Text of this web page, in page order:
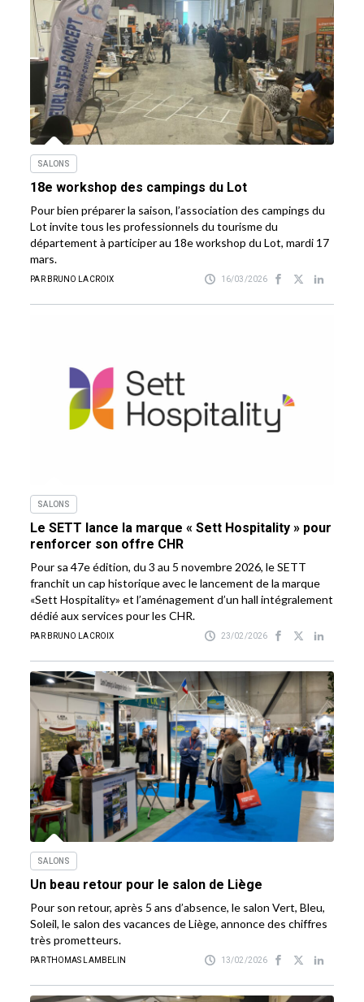
SALONS
18e workshop des campings du Lot
Pour bien préparer la saison, l’association des campings du
Lot invite tous les professionnels du tourisme du
département à participer au 18e workshop du Lot, mardi 17
mars.
PAR BRUNO LACROIX 16/03/2026
SALONS
Le SETT lance la marque « Sett Hospitality » pour
renforcer son offre CHR
Pour sa 47e édition, du 3 au 5 novembre 2026, le SETT
franchit un cap historique avec le lancement de la marque
«Sett Hospitality» et l’aménagement d’un hall intégralement
dédié aux services pour les CHR.
PAR BRUNO LACROIX 23/02/2026
SALONS
Un beau retour pour le salon de Liège
Pour son retour, après 5 ans d’absence, le salon Vert, Bleu,
Soleil, le salon des vacances de Liège, annonce des chiffres
très prometteurs.
PAR THOMAS LAMBELIN 13/02/2026